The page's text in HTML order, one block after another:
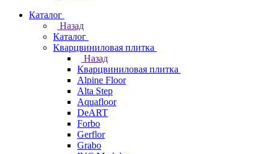
Каталог
Назад
Каталог
Кварцвиниловая плитка
Назад
Кварцвиниловая плитка
Alpine Floor
Alta Step
Aquafloor
DeART
Forbo
Gerflor
Grabo